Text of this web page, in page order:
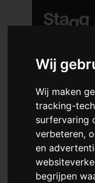
Wij
Wij maken
tracking-
surfervaring
verbeteren,
en
begrijpen
REEDS 3
Hafabra-and
Accessoires voor
Sopraansaxofoons
REF: RD-SS 3